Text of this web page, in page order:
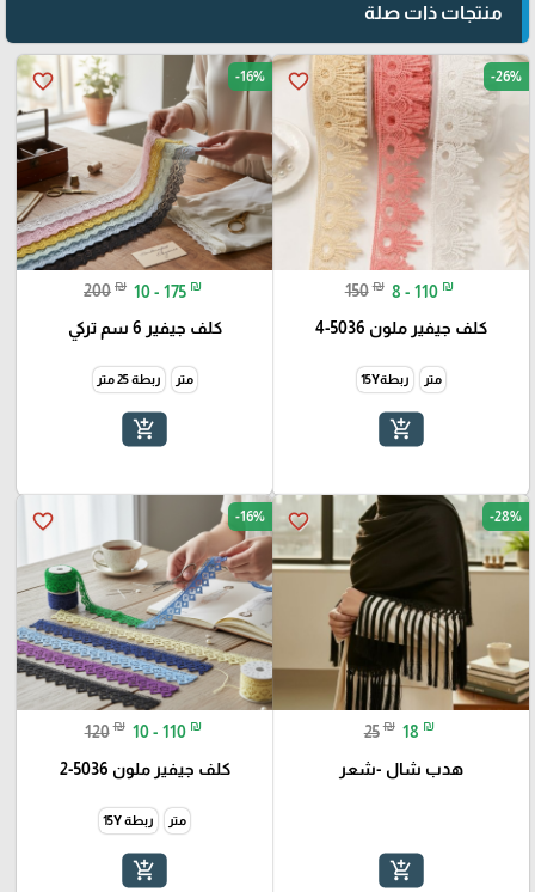
منتجات ذات صلة
favorite_border -26%
150 ₪ 8 - 110 ₪
كلف جيفير ملون 5036-4
متر ربطة15Y
add_shopping_cart
favorite_border -16%
200 ₪ 10 - 175 ₪
كلف جيفير 6 سم تركي
متر ربطة 25 متر
add_shopping_cart
favorite_border -28%
25 ₪ 18 ₪
هدب شال -شعر
add_shopping_cart
favorite_border -16%
120 ₪ 10 - 110 ₪
كلف جيفير ملون 5036-2
متر ربطة 15Y
add_shopping_cart